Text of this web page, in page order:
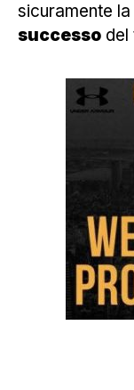
sicuramente la
successo del